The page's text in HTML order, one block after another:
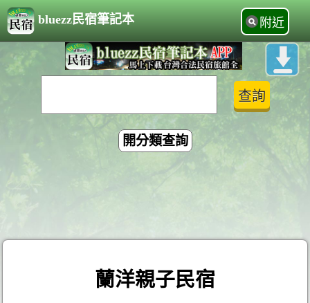
bluezz民宿筆記本 附近
開分類查詢
蘭洋親子民宿